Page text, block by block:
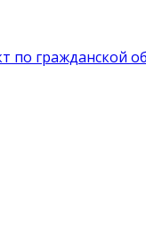
по гражданской